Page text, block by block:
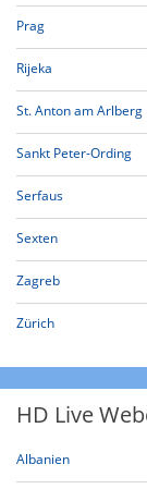
Prag
Rijeka
St. Anton am Arlberg
Sankt Peter-Ording
Serfaus
Sexten
Zagreb
Zürich
HD Live
Albanien